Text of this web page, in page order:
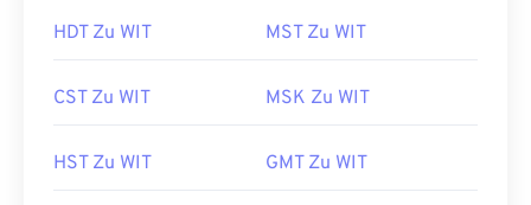
HDT Zu WIT MST Zu WIT
CST Zu WIT MSK Zu WIT
HST Zu WIT GMT Zu WIT